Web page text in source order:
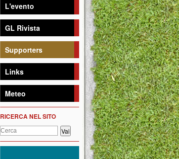
L'evento
GL Rivista
Supporters
Links
Meteo
RICERCA NEL SITO